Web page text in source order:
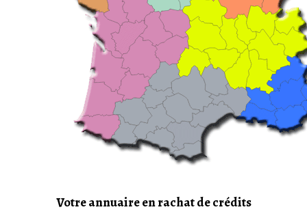
Votre annuaire en rachat de crédits